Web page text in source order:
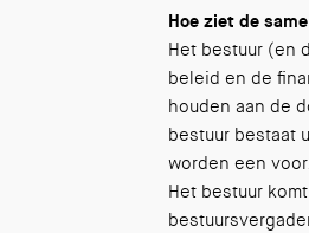
Hoe ziet de
Het bestuur (en
beleid en de
houden aan de
bestuur bestaat
worden een
Het bestuur